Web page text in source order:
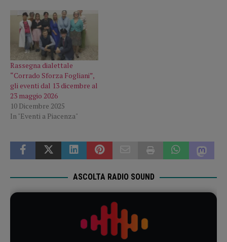
Rassegna dialettale
“Corrado Sforza Fogliani”,
gli eventi dal 13 dicembre al
23 maggio 2026
10 Dicembre 2025
In "Eventi a Piacenza"
ASCOLTA RADIO SOUND